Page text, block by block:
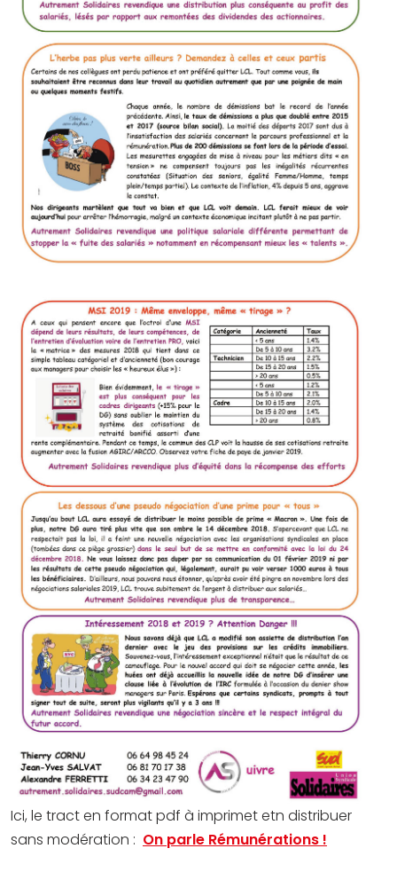
Ici, le tract en format pdf à imprimet etn distribuer
sans modération : On parle Rémunérations !